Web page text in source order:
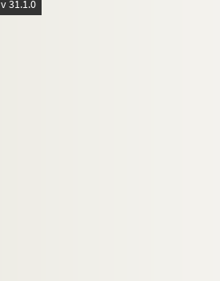
v 31.1.0